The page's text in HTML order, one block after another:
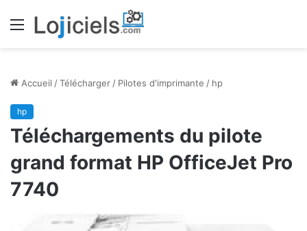
Menu
Accueil /Télécharger / Pilotes d'imprimante / hp
hp
Téléchargements du pilote
grand format HP OfficeJet Pro
7740